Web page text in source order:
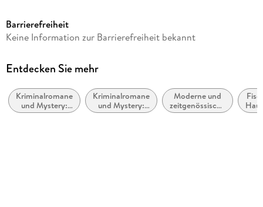
Reihe
Autor/Autorin
Verlag/Hersteller
Rowohlt Taschenbuch
Barrierefreiheit
Keine Information zur Barrierefreiheit bekannt
Entdecken Sie mehr
Kriminalromane
und Mystery:
Cosy Mystery
Kriminalromane
und Mystery:
Humor
Moderne und
zeitgenössische
Belletristik: